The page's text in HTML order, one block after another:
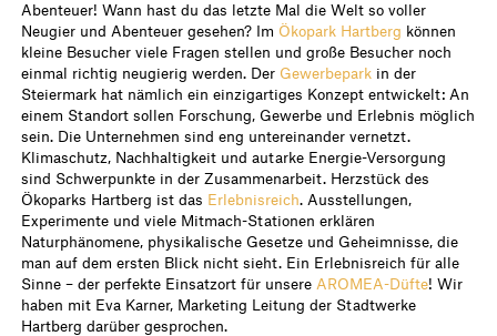
Abenteuer! Wann hast du das letzte Mal die Welt so voller
Neugier und Abenteuer gesehen? Im Ökopark Hartberg können
kleine Besucher viele Fragen stellen und große Besucher noch
einmal richtig neugierig werden. Der Gewerbepark in der
Steiermark hat nämlich ein einzigartiges Konzept entwickelt: An
einem Standort sollen Forschung, Gewerbe und Erlebnis möglich
sein. Die Unternehmen sind eng untereinander vernetzt.
Klimaschutz, Nachhaltigkeit und autarke Energie-Versorgung
sind Schwerpunkte in der Zusammenarbeit. Herzstück des
Ökoparks Hartberg ist das Erlebnisreich. Ausstellungen,
Experimente und viele Mitmach-Stationen erklären
Naturphänomene, physikalische Gesetze und Geheimnisse, die
man auf dem ersten Blick nicht sieht. Ein Erlebnisreich für alle
Sinne – der perfekte Einsatzort für unsere AROMEA-Düfte! Wir
haben mit Eva Karner, Marketing Leitung der Stadtwerke
Hartberg darüber gesprochen.